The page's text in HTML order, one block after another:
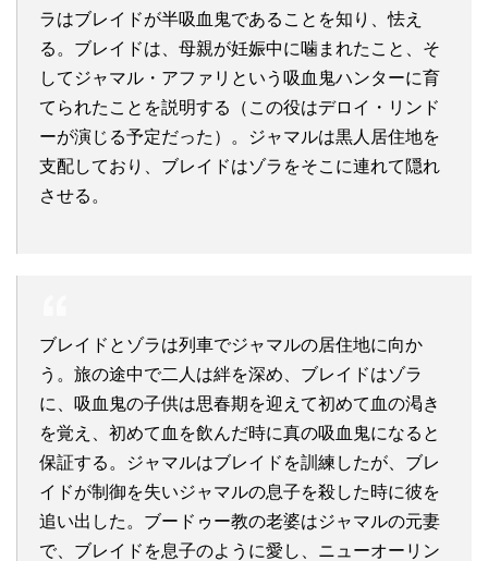
ラはブレイドが半吸血鬼であることを知り、怯え
る。ブレイドは、母親が妊娠中に噛まれたこと、そ
してジャマル・アファリという吸血鬼ハンターに育
てられたことを説明する（この役はデロイ・リンド
ーが演じる予定だった）。ジャマルは黒人居住地を
支配しており、ブレイドはゾラをそこに連れて隠れ
させる。
ブレイドとゾラは列車でジャマルの居住地に向か
う。旅の途中で二人は絆を深め、ブレイドはゾラ
に、吸血鬼の子供は思春期を迎えて初めて血の渇き
を覚え、初めて血を飲んだ時に真の吸血鬼になると
保証する。ジャマルはブレイドを訓練したが、ブレ
イドが制御を失いジャマルの息子を殺した時に彼を
追い出した。ブードゥー教の老婆はジャマルの元妻
で、ブレイドを息子のように愛し、ニューオーリン